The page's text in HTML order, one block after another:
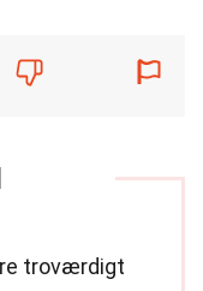
troværdigt